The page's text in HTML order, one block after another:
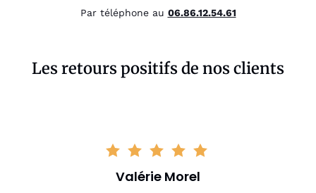
Par téléphone au 06.86.12.54.61
Les retours positifs de nos clients
Valérie Morel